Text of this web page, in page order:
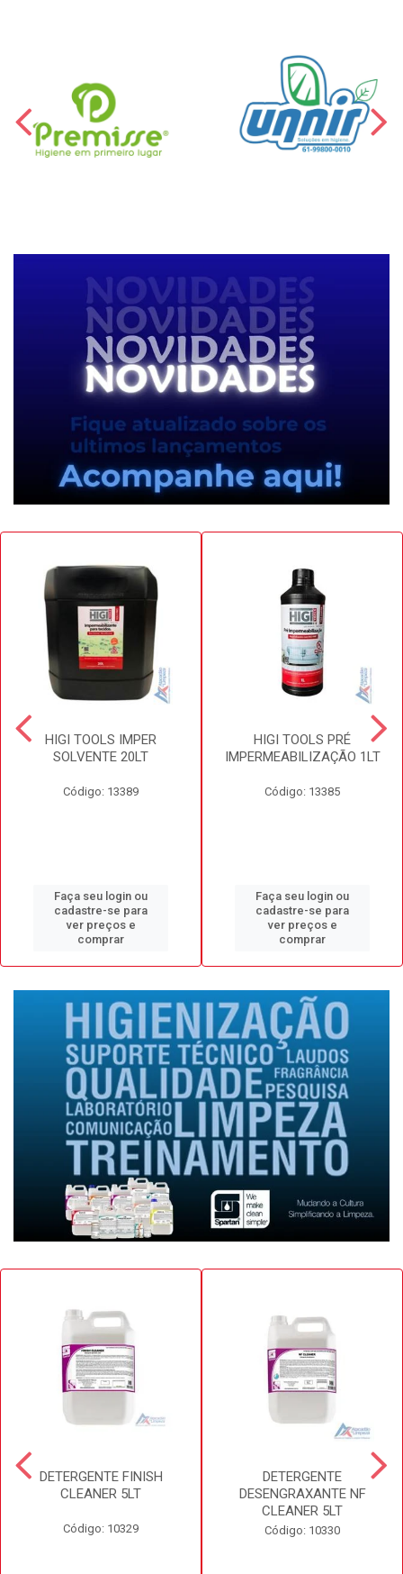
HIGI TOOLS IMPER
SOLVENTE 20LT
Código: 13389
Faça seu login ou
cadastre-se para
ver preços e
comprar
HIGI TOOLS PRÉ
IMPERMEABILIZAÇÃO 1LT
Código: 13385
Faça seu login ou
cadastre-se para
ver preços e
comprar
DETERGENTE FINISH
CLEANER 5LT
Código: 10329
DETERGENTE
DESENGRAXANTE NF
CLEANER 5LT
Código: 10330